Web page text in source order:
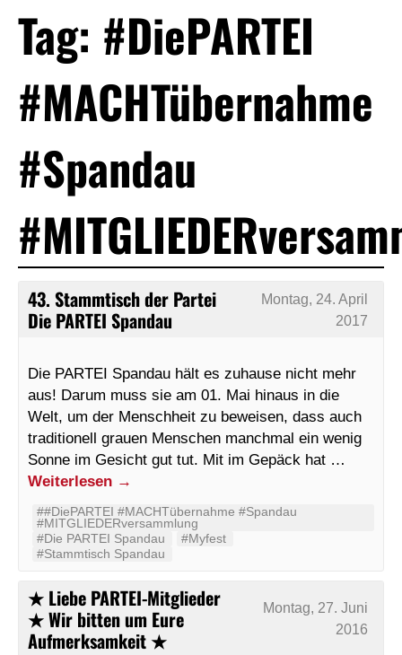
Tag: #DiePARTEI
#MACHTübernahme
#Spandau
43. Stammtisch der Partei
Die PARTEI Spandau
Montag, 24. April
2017
Die PARTEI Spandau hält es zuhause nicht mehr
aus! Darum muss sie am 01. Mai hinaus in die
Welt, um der Menschheit zu beweisen, dass auch
traditionell grauen Menschen manchmal ein wenig
Sonne im Gesicht gut tut. Mit im Gepäck hat …
Weiterlesen →
##DiePARTEI #MACHTübernahme #Spandau
#MITGLIEDERversammlung
#Die PARTEI Spandau
#Myfest
#Stammtisch Spandau
★ Liebe PARTEI-Mitglieder
★ Wir bitten um Eure
Aufmerksamkeit ★
Montag, 27. Juni
2016